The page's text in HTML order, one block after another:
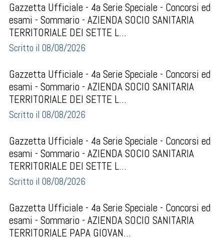
Gazzetta Ufficiale - 4a Serie Speciale - Concorsi ed
esami - Sommario - AZIENDA SOCIO SANITARIA
TERRITORIALE DEI SETTE L...
Scritto il 08/08/2026
Gazzetta Ufficiale - 4a Serie Speciale - Concorsi ed
esami - Sommario - AZIENDA SOCIO SANITARIA
TERRITORIALE DEI SETTE L...
Scritto il 08/08/2026
Gazzetta Ufficiale - 4a Serie Speciale - Concorsi ed
esami - Sommario - AZIENDA SOCIO SANITARIA
TERRITORIALE DEI SETTE L...
Scritto il 08/08/2026
Gazzetta Ufficiale - 4a Serie Speciale - Concorsi ed
esami - Sommario - AZIENDA SOCIO SANITARIA
TERRITORIALE PAPA GIOVAN...